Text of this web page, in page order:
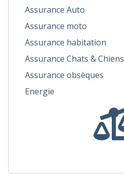
Assurance Auto
Assurance moto
Assurance habitation
Assurance Chats & Chiens
Assurance obsèques
Energie